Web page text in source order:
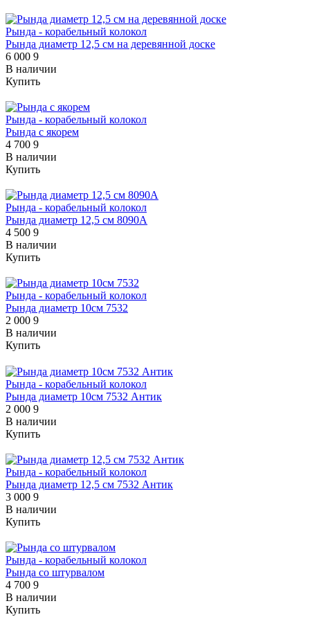
Рында - корабельный колокол
Рында диаметр 12,5 см на деревянной доске
6 000 9
В наличии
Купить
Рында - корабельный колокол
Рында с якорем
4 700 9
В наличии
Купить
Рында - корабельный колокол
Рында диаметр 12,5 см 8090A
4 500 9
В наличии
Купить
Рында - корабельный колокол
Рында диаметр 10см 7532
2 000 9
В наличии
Купить
Рында - корабельный колокол
Рында диаметр 10см 7532 Антик
2 000 9
В наличии
Купить
Рында - корабельный колокол
Рында диаметр 12,5 см 7532 Антик
3 000 9
В наличии
Купить
Рында - корабельный колокол
Рында со штурвалом
4 700 9
В наличии
Купить